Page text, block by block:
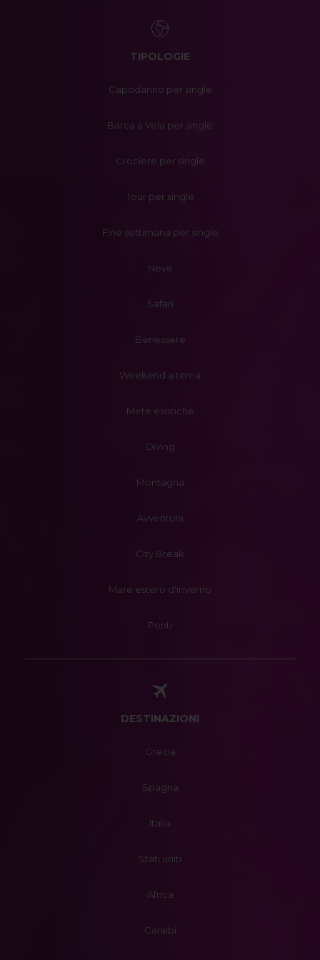
TIPOLOGIE
Capodanno per single
Barca a Vela per single
Crociere per single
Tour per single
Fine settimana per single
Neve
Safari
Benessere
Weekend a tema
Mete esotiche
Diving
Montagna
Avventura
City Break
Mare estero d'inverno
Ponti
DESTINAZIONI
Grecia
Spagna
Italia
Stati uniti
Africa
Caraibi